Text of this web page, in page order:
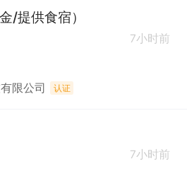
件操作，具备一定的数据整理
/提供食宿）
7小时前
限公司 认证
7小时前